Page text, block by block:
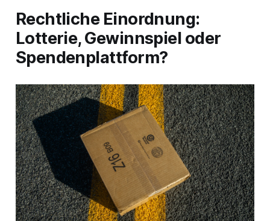
Rechtliche Einordnung:
Lotterie, Gewinnspiel oder
Spendenplattform?